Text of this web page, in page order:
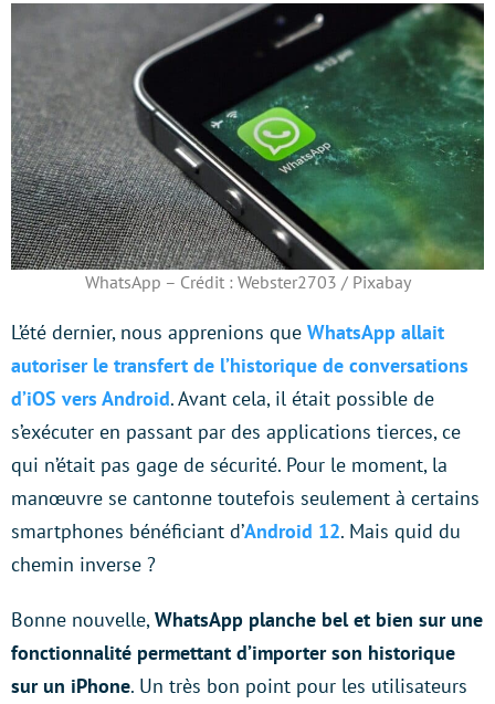
WhatsApp – Crédit : Webster2703 / Pixabay
L’été dernier, nous apprenions que WhatsApp allait
autoriser le transfert de l’historique de conversations
d’iOS vers Android. Avant cela, il était possible de
s’exécuter en passant par des applications tierces, ce
qui n’était pas gage de sécurité. Pour le moment, la
manœuvre se cantonne toutefois seulement à certains
smartphones bénéficiant d’Android 12. Mais quid du
chemin inverse ?
Bonne nouvelle,WhatsApp planche bel et bien sur une
fonctionnalité permettant d’importer son historique
sur un iPhone. Un très bon point pour les utilisateurs